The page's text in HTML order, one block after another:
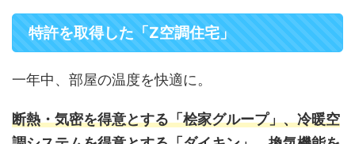
特許を取得した「Z空調住宅」
一年中、部屋の温度を快適に。
断熱・気密を得意とする「桧家グループ」、冷暖空